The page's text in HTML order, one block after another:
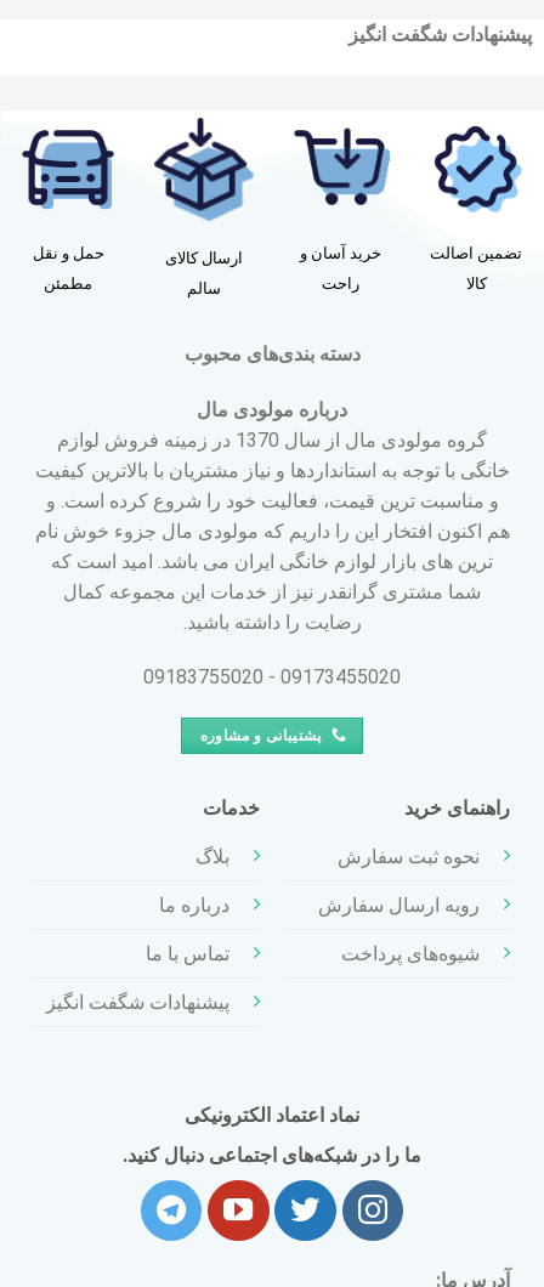
پیشنهادات شگفت انگیز
تضمین اصالت
کالا
خرید آسان و
راحت
ارسال کالای
سالم
حمل و نقل
مطمئن
دسته بندی‌های محبوب
درباره مولودی مال
گروه مولودی مال از سال 1370 در زمینه فروش لوازم
خانگی با توجه به استانداردها و نیاز مشتریان با بالاترین کیفیت
و مناسبت ترین قیمت، فعالیت خود را شروع کرده است. و
هم اکنون افتخار این را داریم که مولودی مال جزوء خوش نام
ترین های بازار لوازم خانگی ایران می باشد. امید است که
شما مشتری گرانقدر نیز از خدمات این مجموعه کمال
رضایت را داشته باشید.
09173455020 - 09183755020
پشتیبانی و مشاوره
راهنمای خرید
نحوه ثبت سفارش
رویه ارسال سفارش
شیوه‌های پرداخت
خدمات
بلاگ
درباره ما
تماس با ما
پیشنهادات شگفت انگیز
نماد اعتماد الکترونیکی
ما را در شبکه‌های اجتماعی دنبال کنید.
آدرس ما: